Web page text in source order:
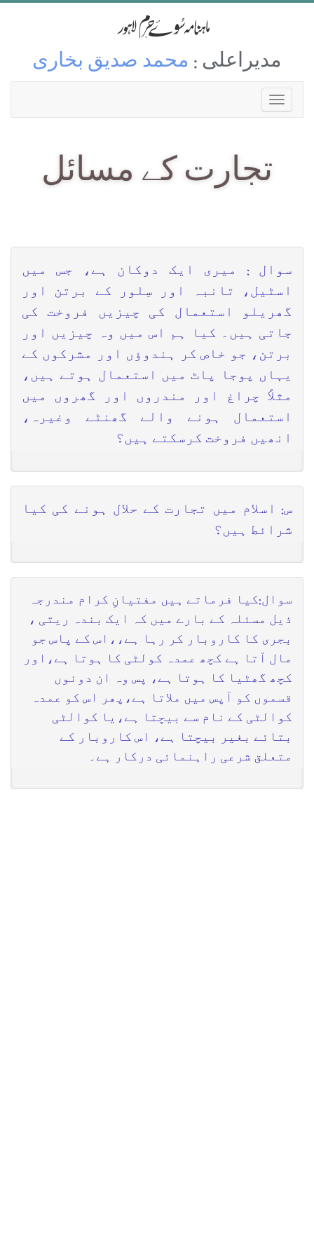
مدیراعلی : محمد صدیق بخاری
تجارت کے مسائل
سوال : میری ایک دوکان ہے، جس میں
اسٹیل، تانبہ اور سِلور کے برتن اور
گھریلو استعمال کی چیزیں فروخت کی
جاتی ہیں۔ کیا ہم اس میں وہ چیزیں اور
برتن، جو خاص کر ہندوؤں اور مشرکوں کے
یہاں پوجا پاٹ میں استعمال ہوتے ہیں،
مثلاً چراغ اور مندروں اور گھروں میں
استعمال ہونے والے گھنٹے وغیرہ،
انھیں فروخت کرسکتے ہیں؟
س: اسلام میں تجارت کے حلال ہونے کی کیا
شرائط ہیں؟
سوال:کیا فرماتے ہیں مفتیانِ کرام مندرجہ
ذیل مسئلہ کے بارے میں کہ ایک بندہ ریتی ،
بجری کا کاروبار کر رہا ہے،،اس کے پاس جو
مال آتا ہے کچھ عمدہ کولٹی کا ہوتا ہے،اور
کچھ گھٹیا کا ہوتا ہے، پس وہ ان دونوں
قسموں کو آپس میں ملاتا ہے،پھر اس کو عمدہ
کوالٹی کے نام سے بیچتا ہے،یا کوالٹی
بتائے بغیر بیچتا ہے، اس کاروبار کے
متعلق شرعی راہنمائی درکار ہے۔